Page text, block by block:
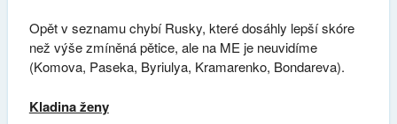
Opět v seznamu chybí Rusky, které dosáhly lepší skóre
než výše zmíněná pětice, ale na ME je neuvidíme
(Komova, Paseka, Byriulya, Kramarenko, Bondareva).
Kladina ženy